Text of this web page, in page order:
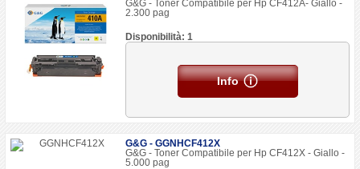
G&G - Toner Compatibile per Hp CF412A- Giallo -
2.300 pag
Disponibilità: 1
Info
G&G - GGNHCF412X
G&G - Toner Compatibile per Hp CF412X - Giallo -
5.000 pag